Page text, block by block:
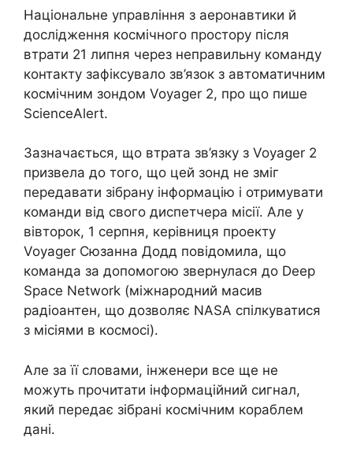
Національне управління з аеронавтики й
дослідження космічного простору після
втрати 21 липня через неправильну команду
контакту зафіксувало зв’язок з автоматичним
космічним зондом Voyager 2, про що пише
ScienceAlert.
Зазначається, що втрата зв’язку з Voyager 2
призвела до того, що цей зонд не зміг
передавати зібрану інформацію і отримувати
команди від свого диспетчера місії. Але у
вівторок, 1 серпня, керівниця проекту
Voyager Сюзанна Додд повідомила, що
команда за допомогою звернулася до Deep
Space Network (міжнародний масив
радіоантен, що дозволяє NASA спілкуватися
з місіями в космосі).
Але за її словами, інженери все ще не
можуть прочитати інформаційний сигнал,
який передає зібрані космічним кораблем
дані.